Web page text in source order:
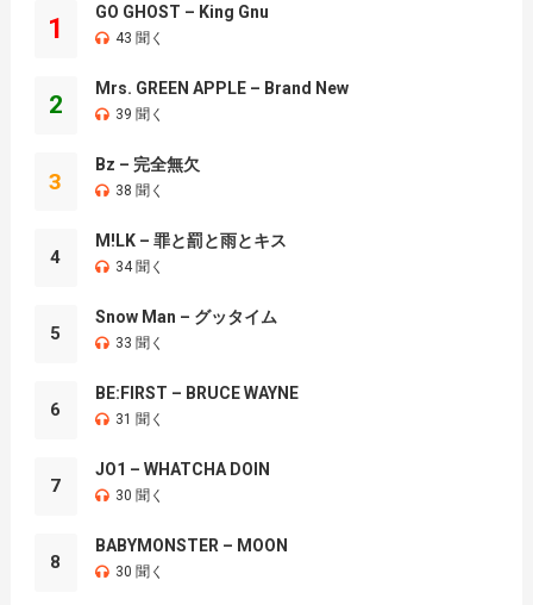
1
GO GHOST – King Gnu
43 聞く
2
Mrs. GREEN APPLE – Brand New
39 聞く
3
Bz – 完全無欠
38 聞く
4
M!LK – 罪と罰と雨とキス
34 聞く
5
Snow Man – グッタイム
33 聞く
6
BE:FIRST – BRUCE WAYNE
31 聞く
7
JO1 – WHATCHA DOIN
30 聞く
8
BABYMONSTER – MOON
30 聞く